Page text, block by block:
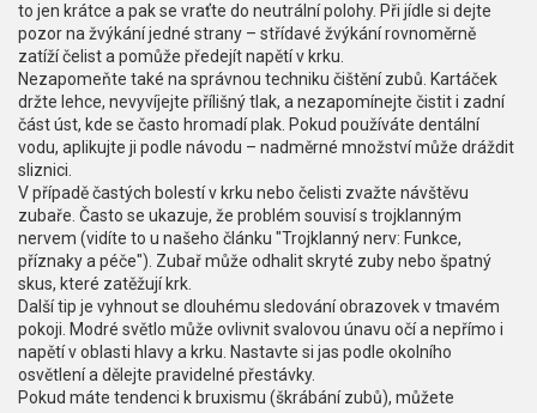
to jen krátce a pak se vraťte do neutrální polohy. Při jídle si dejte
pozor na žvýkání jedné strany – střídavé žvýkání rovnoměrně
zatíží čelist a pomůže předejít napětí v krku.
Nezapomeňte také na správnou techniku čištění zubů. Kartáček
držte lehce, nevyvíjejte přílišný tlak, a nezapomínejte čistit i zadní
část úst, kde se často hromadí plak. Pokud používáte dentální
vodu, aplikujte ji podle návodu – nadměrné množství může dráždit
sliznici.
V případě častých bolestí v krku nebo čelisti zvažte návštěvu
zubaře. Často se ukazuje, že problém souvisí s trojklanným
nervem (vidíte to u našeho článku "Trojklanný nerv: Funkce,
příznaky a péče"). Zubař může odhalit skryté zuby nebo špatný
skus, které zatěžují krk.
Další tip je vyhnout se dlouhému sledování obrazovek v tmavém
pokoji. Modré světlo může ovlivnit svalovou únavu očí a nepřímo i
napětí v oblasti hlavy a krku. Nastavte si jas podle okolního
osvětlení a dělejte pravidelné přestávky.
Pokud máte tendenci k bruxismu (škrábání zubů), můžete